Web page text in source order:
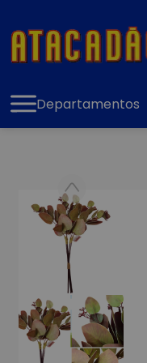
Departamentos